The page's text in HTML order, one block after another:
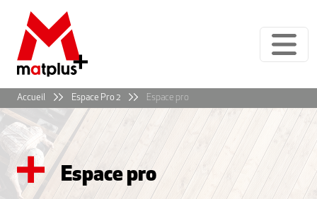
Accueil Espace Pro 2 Espace pro
Espace pro